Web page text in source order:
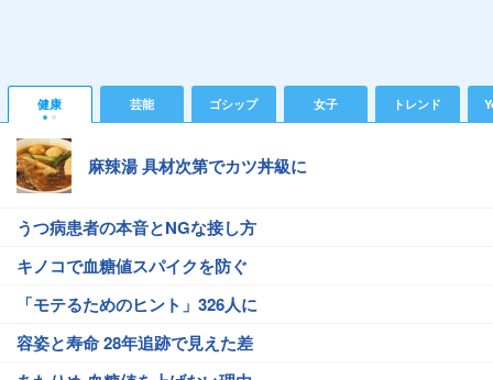
健康 芸能 ゴシップ 女子 トレンド
麻辣湯 具材次第でカツ丼級に
うつ病患者の本音とNGな接し方
キノコで血糖値スパイクを防ぐ
「モテるためのヒント」326人に
容姿と寿命 28年追跡で見えた差